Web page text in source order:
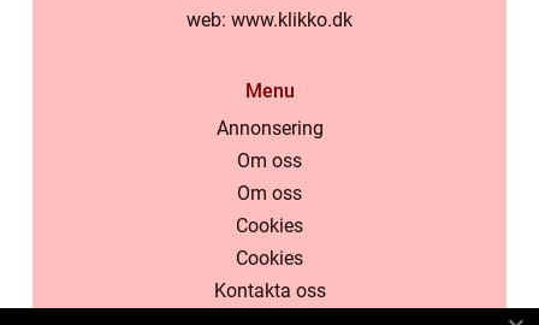
web: www.klikko.dk
Menu
Annonsering
Om oss
Om oss
Cookies
Cookies
Kontakta oss